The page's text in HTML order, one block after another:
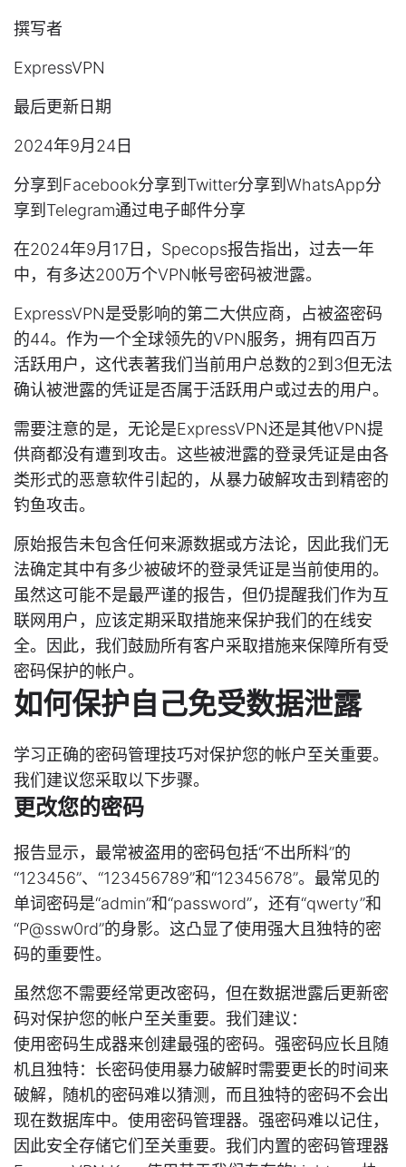
撰写者
ExpressVPN
最后更新日期
2024年9月24日
分享到Facebook分享到Twitter分享到WhatsApp分
享到Telegram通过电子邮件分享
在2024年9月17日，Specops报告指出，过去一年
中，有多达200万个VPN帐号密码被泄露。
ExpressVPN是受影响的第二大供应商，占被盗密码
的44。作为一个全球领先的VPN服务，拥有四百万
活跃用户，这代表著我们当前用户总数的2到3但无法
确认被泄露的凭证是否属于活跃用户或过去的用户。
需要注意的是，无论是ExpressVPN还是其他VPN提
供商都没有遭到攻击。这些被泄露的登录凭证是由各
类形式的恶意软件引起的，从暴力破解攻击到精密的
钓鱼攻击。
原始报告未包含任何来源数据或方法论，因此我们无
法确定其中有多少被破坏的登录凭证是当前使用的。
虽然这可能不是最严谨的报告，但仍提醒我们作为互
联网用户，应该定期采取措施来保护我们的在线安
全。因此，我们鼓励所有客户采取措施来保障所有受
密码保护的帐户。
如何保护自己免受数据泄露
学习正确的密码管理技巧对保护您的帐户至关重要。
我们建议您采取以下步骤。
更改您的密码
报告显示，最常被盗用的密码包括“不出所料”的
“123456”、“123456789”和“12345678”。最常见的
单词密码是“admin”和“password”，还有“qwerty”和
“P@ssw0rd”的身影。这凸显了使用强大且独特的密
码的重要性。
虽然您不需要经常更改密码，但在数据泄露后更新密
码对保护您的帐户至关重要。我们建议：
使用密码生成器来创建最强的密码。强密码应长且随
机且独特：长密码使用暴力破解时需要更长的时间来
破解，随机的密码难以猜测，而且独特的密码不会出
现在数据库中。使用密码管理器。强密码难以记住，
因此安全存储它们至关重要。我们内置的密码管理器